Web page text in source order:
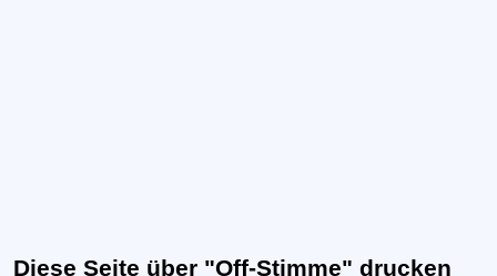
Diese Seite über "Off-Stimme" drucken